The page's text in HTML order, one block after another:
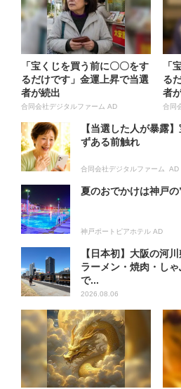
「宝くじを買う前に〇〇をす
るだけです」金運上昇で当選
者が続出
合同会社デジタルファーム AD
「
る
者
合同
【当選した人が暴露
ずある前触れ
合同会社デジタルファーム AD
夏のおでかけは神戸の
神戸ポートピアホテル AD
【日本初】大阪の河
ラーメン・焼肉・し
で...
2026.08.06